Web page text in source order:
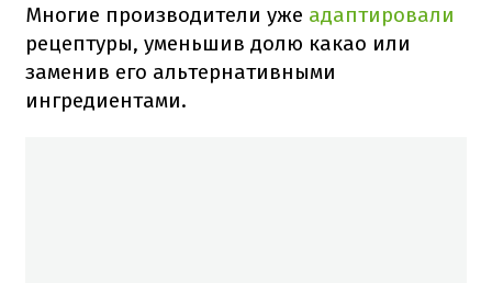
Многие производители уже адаптировали
рецептуры, уменьшив долю какао или
заменив его альтернативными
ингредиентами.